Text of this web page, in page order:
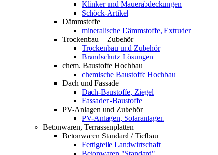
Klinker und Mauerabdeckungen
Schöck-Artikel
Dämmstoffe
mineralische Dämmstoffe, Extruder
Trockenbau + Zubehör
Trockenbau und Zubehör
Brandschutz-Lösungen
chem. Baustoffe Hochbau
chemische Baustoffe Hochbau
Dach und Fassade
Dach-Baustoffe, Ziegel
Fassaden-Baustoffe
PV-Anlagen und Zubehör
PV-Anlagen, Solaranlagen
Betonwaren, Terrassenplatten
Betonwaren Standard / Tiefbau
Fertigteile Landwirtschaft
Betonwaren "Standard"